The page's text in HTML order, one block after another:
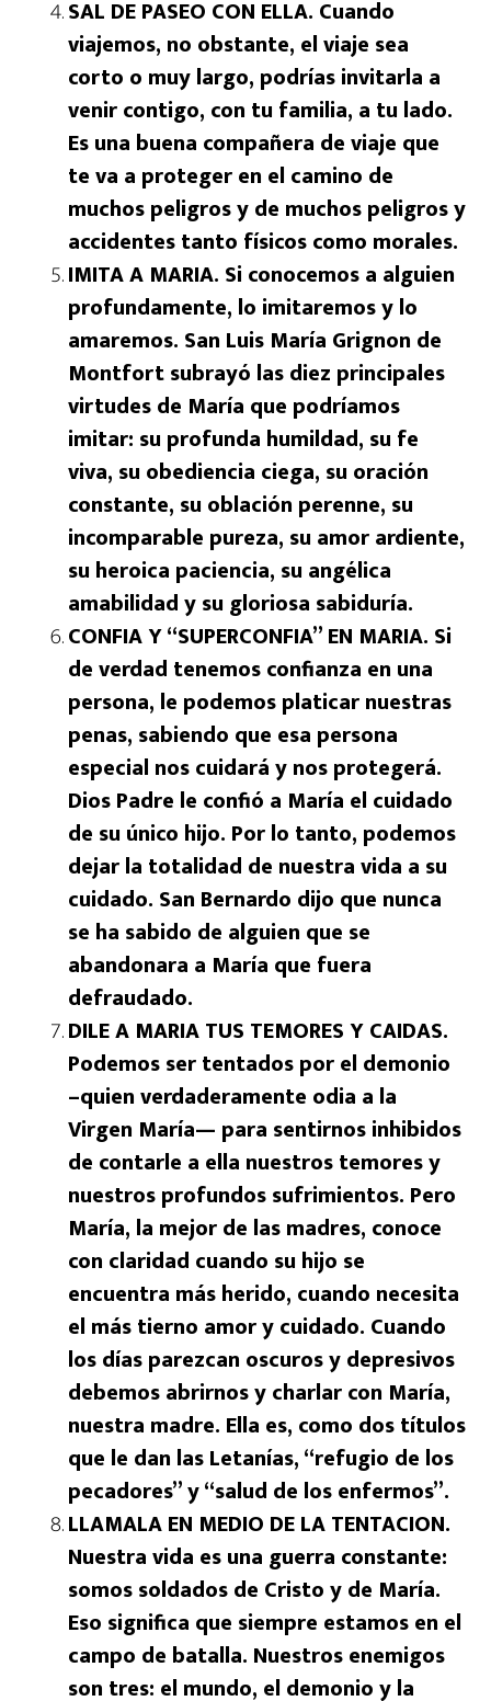
SAL DE PASEO CON ELLA. Cuando
viajemos, no obstante, el viaje sea
corto o muy largo, podrías invitarla a
venir contigo, con tu familia, a tu lado.
Es una buena compañera de viaje que
te va a proteger en el camino de
muchos peligros y de muchos peligros y
accidentes tanto físicos como morales.
IMITA A MARIA. Si conocemos a alguien
profundamente, lo imitaremos y lo
amaremos. San Luis María Grignon de
Montfort subrayó las diez principales
virtudes de María que podríamos
imitar: su profunda humildad, su fe
viva, su obediencia ciega, su oración
constante, su oblación perenne, su
incomparable pureza, su amor ardiente,
su heroica paciencia, su angélica
amabilidad y su gloriosa sabiduría.
CONFIA Y “SUPERCONFIA” EN MARIA. Si
de verdad tenemos confianza en una
persona, le podemos platicar nuestras
penas, sabiendo que esa persona
especial nos cuidará y nos protegerá.
Dios Padre le confió a María el cuidado
de su único hijo. Por lo tanto, podemos
dejar la totalidad de nuestra vida a su
cuidado. San Bernardo dijo que nunca
se ha sabido de alguien que se
abandonara a María que fuera
defraudado.
DILE A MARIA TUS TEMORES Y CAIDAS.
Podemos ser tentados por el demonio
–quien verdaderamente odia a la
Virgen María— para sentirnos inhibidos
de contarle a ella nuestros temores y
nuestros profundos sufrimientos. Pero
María, la mejor de las madres, conoce
con claridad cuando su hijo se
encuentra más herido, cuando necesita
el más tierno amor y cuidado. Cuando
los días parezcan oscuros y depresivos
debemos abrirnos y charlar con María,
nuestra madre. Ella es, como dos títulos
que le dan las Letanías, “refugio de los
pecadores” y “salud de los enfermos”.
LLAMALA EN MEDIO DE LA TENTACION.
Nuestra vida es una guerra constante:
somos soldados de Cristo y de María.
Eso significa que siempre estamos en el
campo de batalla. Nuestros enemigos
son tres: el mundo, el demonio y la